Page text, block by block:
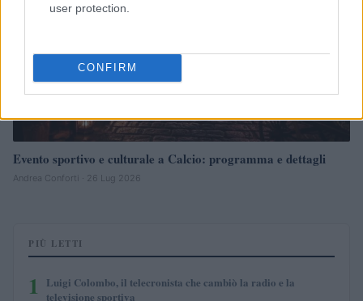
user protection.
CONFIRM
Evento sportivo e culturale a Calcio: programma e dettagli
Andrea Conforti · 26 Lug 2026
PIÙ LETTI
1
Luigi Colombo, il telecronista che cambiò la radio e la
televisione sportiva